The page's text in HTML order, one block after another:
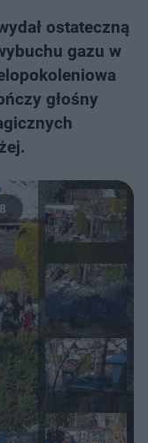
ostateczną
gazu w
głośny